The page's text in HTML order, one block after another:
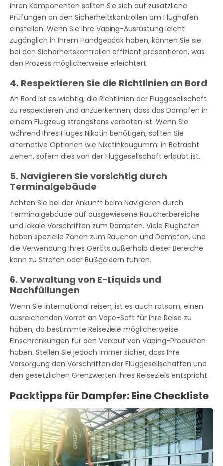
ihren Komponenten sollten Sie sich auf zusätzliche
Prüfungen an den Sicherheitskontrollen am Flughafen
einstellen. Wenn Sie Ihre Vaping-Ausrüstung leicht
zugänglich in Ihrem Handgepäck haben, können Sie sie
bei den Sicherheitskontrollen effizient präsentieren, was
den Prozess möglicherweise erleichtert.
4. Respektieren Sie die Richtlinien an Bord
An Bord ist es wichtig, die Richtlinien der Fluggesellschaft
zu respektieren und anzuerkennen, dass das Dampfen in
einem Flugzeug strengstens verboten ist. Wenn Sie
während Ihres Fluges Nikotin benötigen, sollten Sie
alternative Optionen wie Nikotinkaugummi in Betracht
ziehen, sofern dies von der Fluggesellschaft erlaubt ist.
5. Navigieren Sie vorsichtig durch
Terminalgebäude
Achten Sie bei der Ankunft beim Navigieren durch
Terminalgebäude auf ausgewiesene Raucherbereiche
und lokale Vorschriften zum Dampfen. Viele Flughäfen
haben spezielle Zonen zum Rauchen und Dampfen, und
die Verwendung Ihres Geräts außerhalb dieser Bereiche
kann zu Strafen oder Bußgeldern führen.
6. Verwaltung von E-Liquids und
Nachfüllungen
Wenn Sie international reisen, ist es auch ratsam, einen
ausreichenden Vorrat an Vape-Saft für Ihre Reise zu
haben, da bestimmte Reiseziele möglicherweise
Einschränkungen für den Verkauf von Vaping-Produkten
haben. Stellen Sie jedoch immer sicher, dass Ihre
Versorgung den Vorschriften der Fluggesellschaften und
den gesetzlichen Grenzwerten Ihres Reiseziels entspricht.
Packtipps für Dampfer: Eine Checkliste